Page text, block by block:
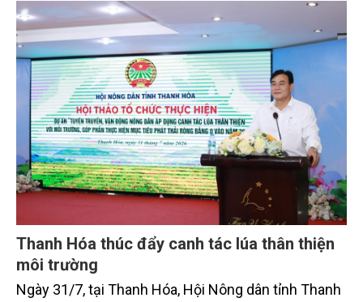
toàn cầu, đặc biệt là mục tiêu đưa phát thải ròng
bằng 0 (Net-Zero) vào năm 2050.
Thanh Hóa thúc đẩy canh tác lúa thân thiện
môi trường
Ngày 31/7, tại Thanh Hóa, Hội Nông dân tỉnh Thanh